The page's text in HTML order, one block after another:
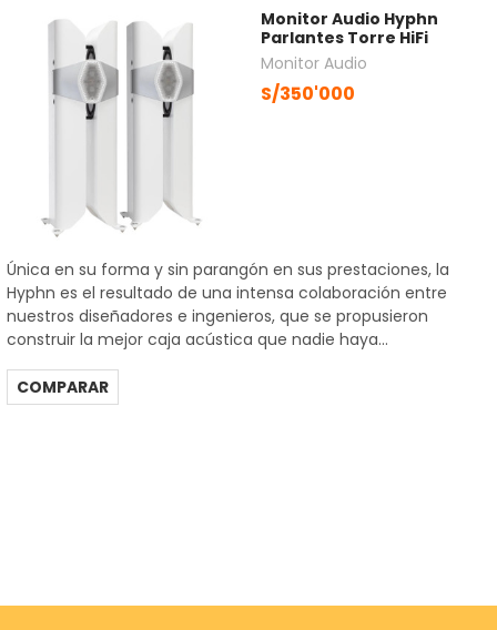
Monitor Audio Hyphn
Parlantes Torre HiFi
Monitor Audio
S/350'000
Única en su forma y sin parangón en sus prestaciones, la
Hyphn es el resultado de una intensa colaboración entre
nuestros diseñadores e ingenieros, que se propusieron
construir la mejor caja acústica que nadie haya...
COMPARAR